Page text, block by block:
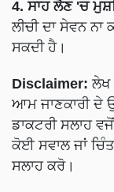
4. ਸਾਹ ਲੈਣ 'ਚ
ਲੀਚੀ ਦਾ ਸੇਵਨ
ਸਕਦੀ ਹੈ।
Disclaimer: ਲੇਖ
ਆਮ ਜਾਣਕਾਰੀ
ਡਾਕਟਰੀ ਸਲਾਹ
ਕੋਈ ਸਵਾਲ ਜਾਂ
ਸਲਾਹ ਕਰੋ।